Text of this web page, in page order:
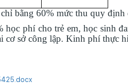
bằng 60% mức thu quy định
phí cho trẻ em, học sinh
sở công lập. Kinh phí thực